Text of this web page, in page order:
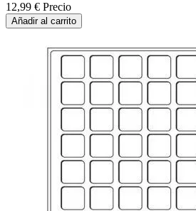
12,99 € Precio
Añadir al carrito